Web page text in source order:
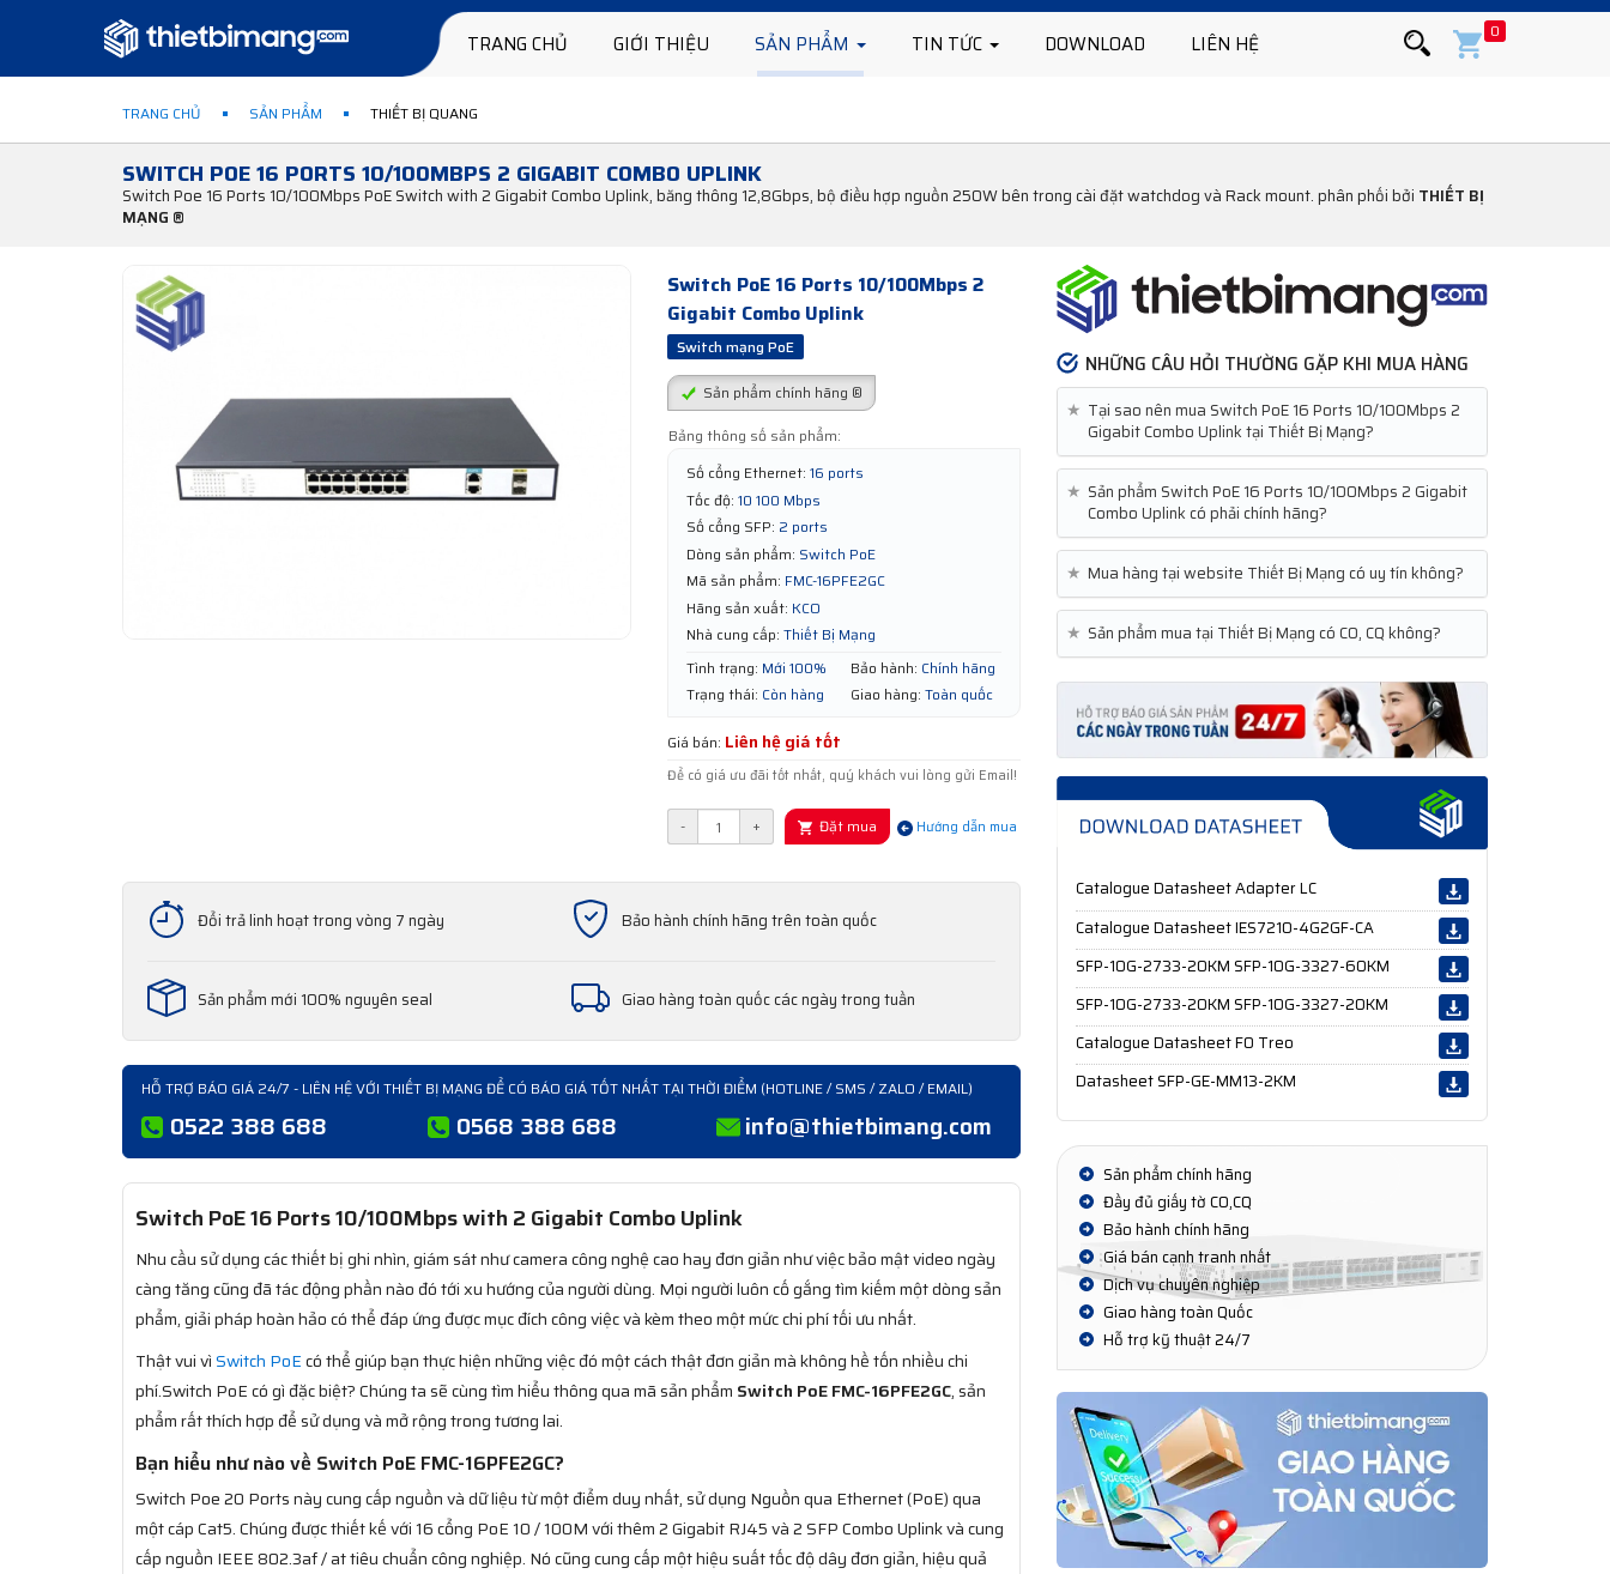
TRANG CHỦ GIỚI THIỆU SẢN PHẨM TIN TỨC DOWNLOAD LIÊN HỆ 0
TRANG CHỦ SẢN PHẨM THIẾT BỊ QUANG
SWITCH POE 16 PORTS 10/100MBPS 2 GIGABIT COMBO UPLINK
Switch Poe 16 Ports 10/100Mbps PoE Switch with 2 Gigabit Combo Uplink, băng thông 12,8Gbps, bộ điều hợp nguồn 250W bên trong cài đặt watchdog và Rack mount. phân phối bởi THIẾT BỊ
MẠNG ®
Switch PoE 16 Ports 10/100Mbps 2
Gigabit Combo Uplink
Switch mạng PoE
Sản phẩm chính hãng ®
Bảng thông số sản phẩm:
Số cổng Ethernet: 16 ports
Tốc độ: 10 100 Mbps
Số cổng SFP: 2 ports
Dòng sản phẩm: Switch PoE
Mã sản phẩm: FMC-16PFE2GC
Hãng sản xuất: KCO
Nhà cung cấp: Thiết Bị Mạng
Tình trạng: Mới 100% Bảo hành: Chính hãng
Trạng thái: Còn hàng Giao hàng: Toàn quốc
Giá bán: Liên hệ giá tốt
Để có giá ưu đãi tốt nhất, quý khách vui lòng gửi Email!
- + Đặt mua Hướng dẫn mua
Đổi trả linh hoạt trong vòng 7 ngày Bảo hành chính hãng trên toàn quốc
Sản phẩm mới 100% nguyên seal Giao hàng toàn quốc các ngày trong tuần
HỖ TRỢ BÁO GIÁ 24/7 - LIÊN HỆ VỚI THIẾT BỊ MẠNG ĐỂ CÓ BÁO GIÁ TỐT NHẤT TẠI THỜI ĐIỂM (HOTLINE / SMS / ZALO / EMAIL)
0522 388 688 0568 388 688 info@thietbimang.com
Switch PoE 16 Ports 10/100Mbps with 2 Gigabit Combo Uplink
Nhu cầu sử dụng các thiết bị ghi nhìn, giám sát như camera công nghệ cao hay đơn giản như việc bảo mật video ngày
càng tăng cũng đã tác động phần nào đó tới xu hướng của người dùng. Mọi người luôn cố gắng tìm kiếm một dòng sản
phẩm, giải pháp hoàn hảo có thể đáp ứng được mục đích công việc và kèm theo một mức chi phí tối ưu nhất.
Thật vui vìSwitch PoEcó thể giúp bạn thực hiện những việc đó một cách thật đơn giản mà không hề tốn nhiều chi
phí.Switch PoE có gì đặc biệt? Chúng ta sẽ cùng tìm hiểu thông qua mã sản phẩm Switch PoE FMC-16PFE2GC, sản
phẩm rất thích hợp để sử dụng và mở rộng trong tương lai.
Bạn hiểu như nào về Switch PoE FMC-16PFE2GC?
Switch Poe 20 Ports này cung cấp nguồn và dữ liệu từ một điểm duy nhất, sử dụng Nguồn qua Ethernet (PoE) qua
một cáp Cat5. Chúng được thiết kế với 16 cổng PoE 10 / 100M với thêm 2 Gigabit RJ45 và 2 SFP Combo Uplink và cung
cấp nguồn IEEE 802.3af / at tiêu chuẩn công nghiệp. Nó cũng cung cấp một hiệu suất tốc độ dây đơn giản, hiệu quả
NHỮNG CÂU HỎI THƯỜNG GẶP KHI MUA HÀNG
★ Tại sao nên mua Switch PoE 16 Ports 10/100Mbps 2
Gigabit Combo Uplink tại Thiết Bị Mạng?
★ Sản phẩm Switch PoE 16 Ports 10/100Mbps 2 Gigabit
Combo Uplink có phải chính hãng?
★ Mua hàng tại website Thiết Bị Mạng có uy tín không?
★ Sản phẩm mua tại Thiết Bị Mạng có CO, CQ không?
Catalogue Datasheet Adapter LC
Catalogue Datasheet IES7210-4G2GF-CA
SFP-10G-2733-20KM SFP-10G-3327-60KM
SFP-10G-2733-20KM SFP-10G-3327-20KM
Catalogue Datasheet FO Treo
Datasheet SFP-GE-MM13-2KM
Sản phẩm chính hãng
Đầy đủ giấy tờ CO,CQ
Bảo hành chính hãng
Giá bán cạnh tranh nhất
Dịch vụ chuyên nghiệp
Giao hàng toàn Quốc
Hỗ trợ kỹ thuật 24/7